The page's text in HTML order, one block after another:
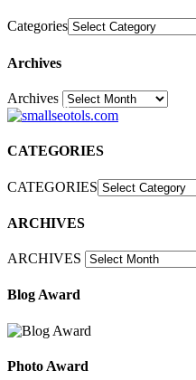
Categories
Archives
Archives30
CATEGORIES
CATEGORIES
ARCHIVES
ARCHIVES
Blog Award
Photo Award